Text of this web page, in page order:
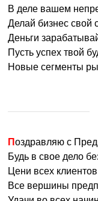
В деле вашем
Делай бизнес свой
Деньги
Пусть успех твой
Новые сегменты
Поздравляю с
Будь в свое дело
Цени всех
Все вершины